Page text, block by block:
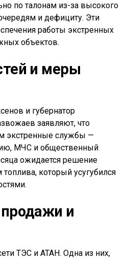
по талонам из-за высокого
и дефициту. Эти
работы экстренных
объектов.
и меры
и губернатор
заявляют, что
экстренные службы —
МЧС и общественный
ожидается решение
который усугубился
и
ТЭС и АТАН. Одна из них,